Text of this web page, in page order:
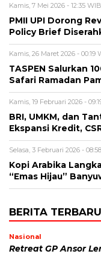
Kamis, 7 Mei 2026 - 12:35 WIB
PMII UPI Dorong
Policy Brief
Kamis, 26 Maret 2026 - 00:19
TASPEN Salurkan
Safari Ramadan
Kamis, 19 Februari 2026 -
BRI, UMKM, dan
Ekspansi Kredit,
Selasa, 3 Februari 2026 -
Kopi Arabika
“Emas Hijau”
BERITA TERBARU
Nasional
Retreat GP Ansor